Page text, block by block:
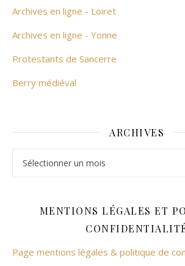
Archives en ligne - Loiret
Archives en ligne - Yonne
Protestants de Sancerre
Berry médiéval
ARCHIVES
MENTIONS LÉGALES ET
Page mentions légales & politique de